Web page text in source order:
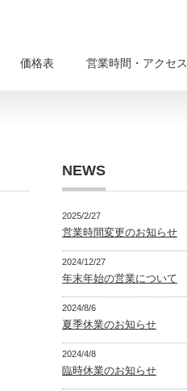
価格表 営業時間・アクセス
NEWS
2025/2/27
営業時間変更のお知らせ
2024/12/27
年末年始の営業について
2024/8/6
夏季休業のお知らせ
2024/4/8
臨時休業のお知らせ